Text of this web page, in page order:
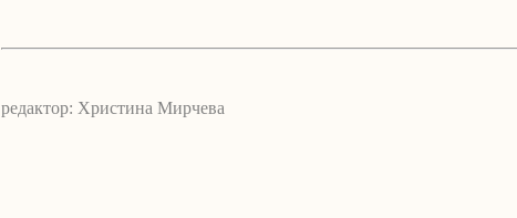
редактор: Христина Мирчева